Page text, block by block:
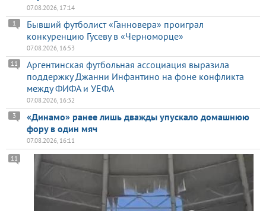
07.08.2026, 17:14
Бывший футболист «Ганновера» проиграл
конкуренцию Гусеву в «Черноморце»
1
07.08.2026, 16:53
Аргентинская футбольная ассоциация выразила
поддержку Джанни Инфантино на фоне конфликта
между ФИФА и УЕФА
11
07.08.2026, 16:32
«Динамо» ранее лишь дважды упускало домашнюю
фору в один мяч
3
07.08.2026, 16:11
11